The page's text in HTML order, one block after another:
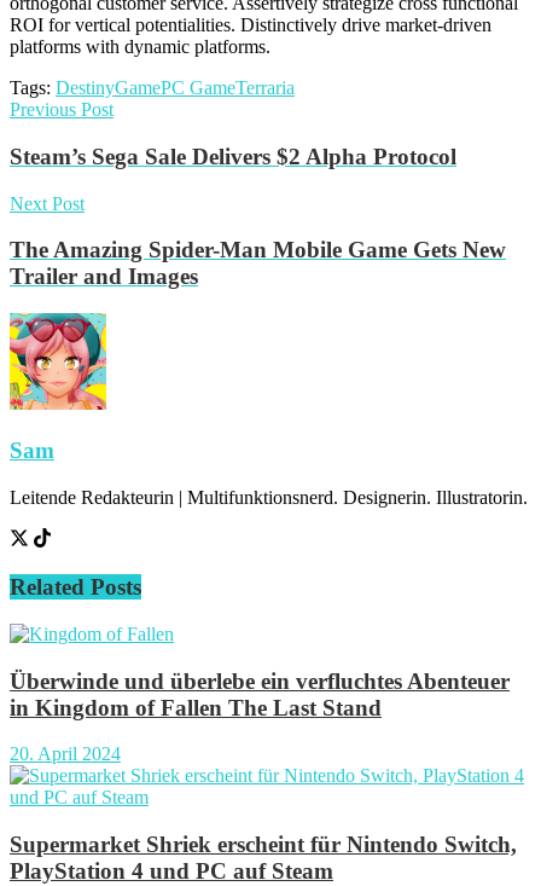
ROI for vertical potentialities. Distinctively drive market-driven
platforms with dynamic platforms.
Tags: DestinyGamePC GameTerraria
Previous Post
Steam’s Sega Sale Delivers $2 Alpha Protocol
Next Post
The Amazing Spider-Man Mobile Game Gets New
Trailer and Images
Sam
Leitende Redakteurin | Multifunktionsnerd. Designerin. Illustratorin.
Related Posts
Überwinde und überlebe ein verfluchtes Abenteuer
in Kingdom of Fallen The Last Stand
20. April 2024
Supermarket Shriek erscheint für Nintendo Switch,
PlayStation 4 und PC auf Steam